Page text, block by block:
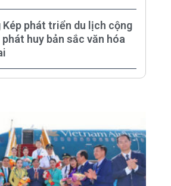
Kép phát triển du lịch cộng
huy bản sắc văn hóa